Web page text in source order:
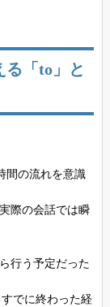
る「to」と
間の流れを意識
際の会話では瞬
行う予定だった
でに終わった経